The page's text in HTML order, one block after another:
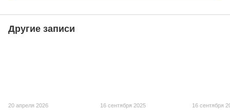
Другие записи
20 апреля 2026 16 сентября 2025 16 сентября